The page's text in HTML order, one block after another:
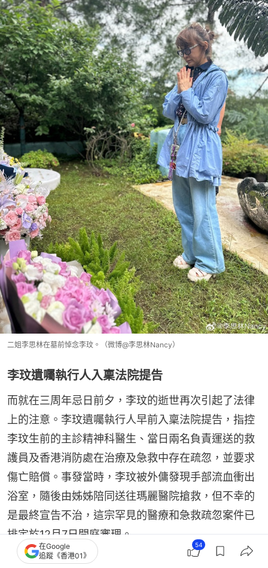
二姐李思林在墓前悼念李玟。（微博@李思林Nancy）
李玟遺囑執行人入稟法院提告
而就在三周年忌日前夕，李玟的逝世再次引起了法律
上的注意。李玟遺囑執行人早前入稟法院提告，指控
李玟生前的主診精神科醫生、當日兩名負責運送的救
護員及香港消防處在治療及急救中存在疏忽，並要求
傷亡賠償。事發當時，李玟被外傭發現手部流血衝出
浴室，隨後由姊姊陪同送往瑪麗醫院搶救，但不幸的
是最終宣告不治，這宗罕見的醫療和急救疏忽案件已
排定於12月7日開庭審理。
在Google
追蹤《香港01》
54